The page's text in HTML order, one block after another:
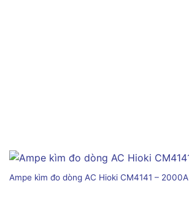
Ampe kìm đo dòng AC Hioki CM4141 – 2000A